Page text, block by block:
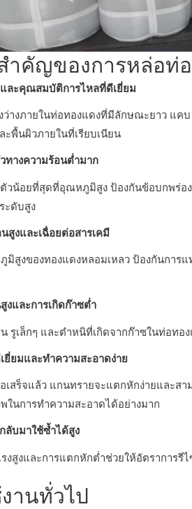
ำคัญของการหล่อท่
ละคุณสมบัติการไหลที่ดีเยี่ยม
ว่างภายในท่อทองแดงที่มีลักษณะยาว แค
ะพื้นผิวภายในที่เรียบเนียน
ทางความร้อนต่ำมาก
วน้อยที่สุดที่อุณหภูมิสูง ป้องกันข้อบกพร่อ
ะดับสูง
สูงและเฉื่อยต่อสารเคมี
สูงของทองแดงหลอมเหลว ป้องกันการแ
งและการเกิดก๊าซต่ำ
รูเล็กๆ และตำหนิที่เกิดจากก๊าซในท่อทอ
ยี่ยมและทำความสะอาดง่าย
เสร็จแล้ว แกนทรายจะแตกหักง่ายและสา
ในการทำความสะอาดได้อย่างมาก
ลับมาใช้ซ้ำได้สูง
งสูงและการแตกหักต่ำช่วยให้อัตราการรี
านทั่วไป